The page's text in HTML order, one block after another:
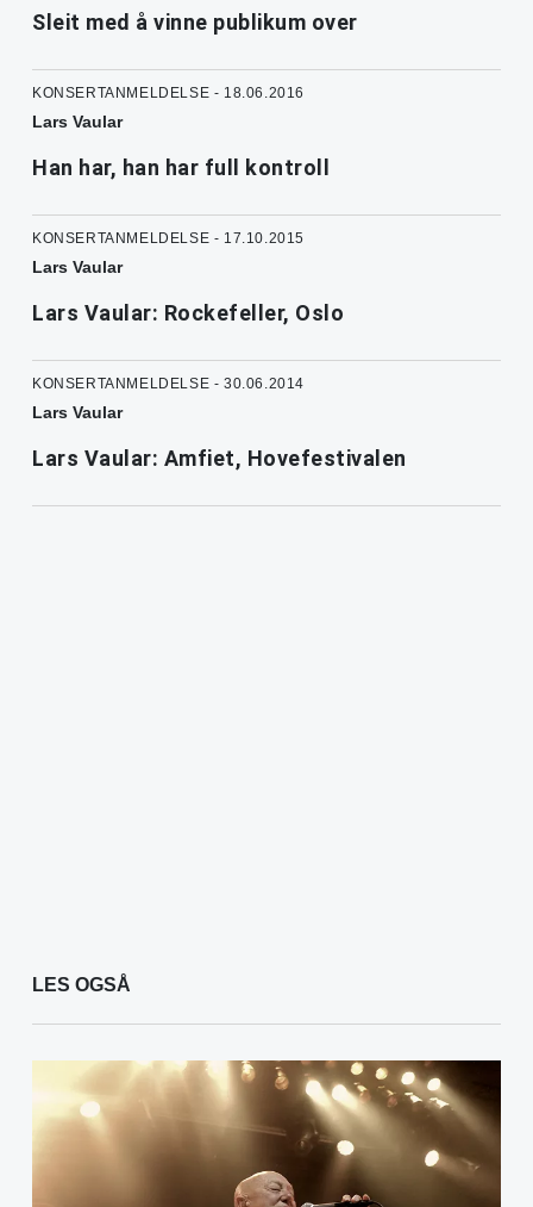
Sleit med å vinne publikum over
KONSERTANMELDELSE - 18.06.2016
Lars Vaular
Han har, han har full kontroll
KONSERTANMELDELSE - 17.10.2015
Lars Vaular
Lars Vaular: Rockefeller, Oslo
KONSERTANMELDELSE - 30.06.2014
Lars Vaular
Lars Vaular: Amfiet, Hovefestivalen
LES OGSÅ